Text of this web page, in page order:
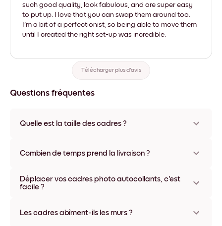
such good quality, look fabulous, and are super easy
to put up. I love that you can swap them around too.
I'm a bit of a perfectionist, so being able to move them
until I created the right set-up was incredible.
Télécharger plus d'avis
Questions fréquentes
Quelle est la taille des cadres ?
matériaux et coloris disponibles, y compris sans cadre ou en
Combien de temps prend la livraison ?
généralement une semaine. Livraison express possible dans
certains pays. Un numéro de suivi accompagne chaque
Déplacer vos cadres photo autocollants, c'est
facile ?
l'infini, sans abîmer vos murs.
Les cadres abîment-ils les murs ?